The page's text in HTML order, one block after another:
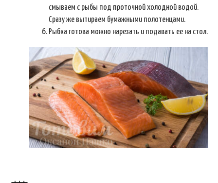
смываем с рыбы под проточной холодной водой.
Сразу же вытираем бумажными полотенцами.
Рыбка готова можно нарезать и подавать ее на стол.